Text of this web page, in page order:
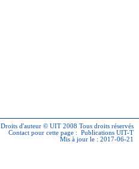
Droits d'auteur © UIT 2008 Tous droits réservés
Contact pour cette page : Publications UIT-T
Mis à jour le : 2017-06-21